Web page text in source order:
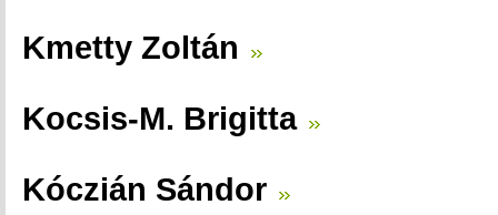
Kmetty Zoltán
Kocsis-M. Brigitta
Kóczián Sándor